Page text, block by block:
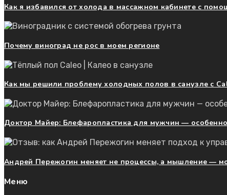
Как я избавился от холода в массажном кабинете с
Почему виноград не рос в моем регионе
Как мы решили проблему холодных полов в санузле с
Доктор Майер: Блефаропластика для мужчин —
Андрей Пережогин меняет не процессы, а мышление —
Меню